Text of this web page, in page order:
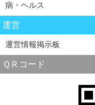
病・ヘルス
運営
運営情報掲示板
ＱＲコード